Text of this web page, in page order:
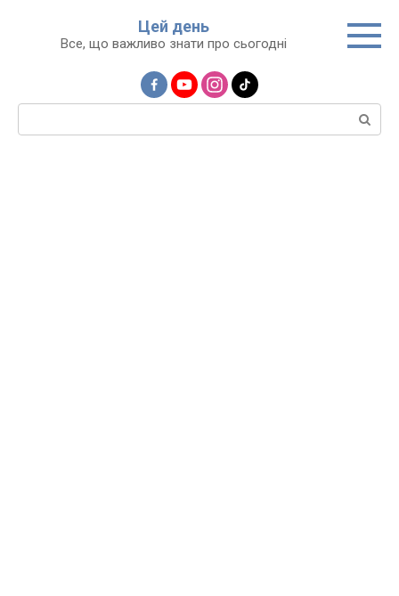
Цей день
Все, що важливо знати про сьогодні
Пошук: